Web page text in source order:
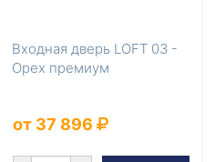
Входная дверь LOFT 03 -
Орех премиум
от 37 896